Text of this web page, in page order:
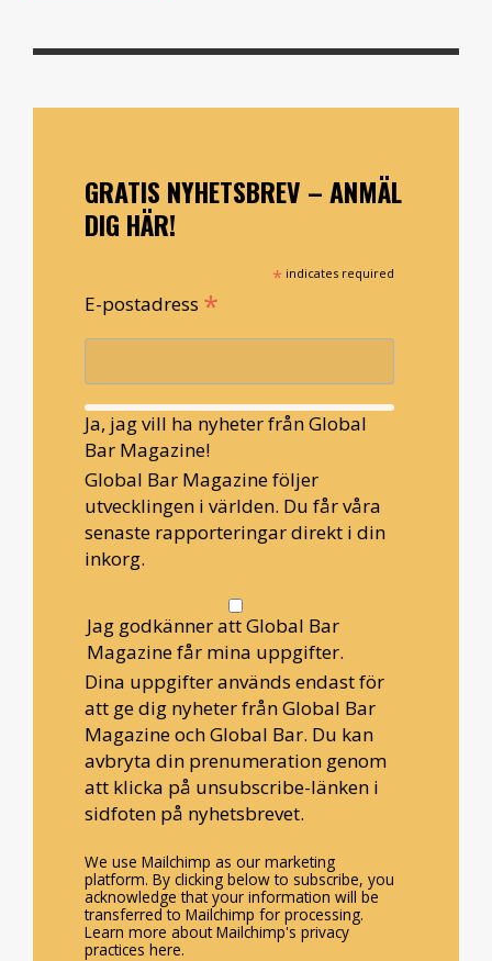
GRATIS NYHETSBREV – ANMÄL
DIG HÄR!
* indicates required
E-postadress *
Ja, jag vill ha nyheter från Global
Bar Magazine!
Global Bar Magazine följer
utvecklingen i världen. Du får våra
senaste rapporteringar direkt i din
inkorg.
Jag godkänner att Global Bar
Magazine får mina uppgifter.
Dina uppgifter används endast för
att ge dig nyheter från Global Bar
Magazine och Global Bar. Du kan
avbryta din prenumeration genom
att klicka på unsubscribe-länken i
sidfoten på nyhetsbrevet.
We use Mailchimp as our marketing
platform. By clicking below to subscribe, you
acknowledge that your information will be
transferred to Mailchimp for processing.
Learn more about Mailchimp's privacy
practices here.